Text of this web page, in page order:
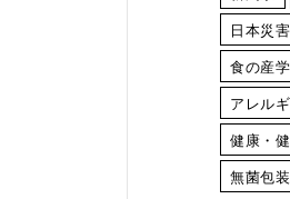
日本災
食の産
アレル
健康・
無菌包